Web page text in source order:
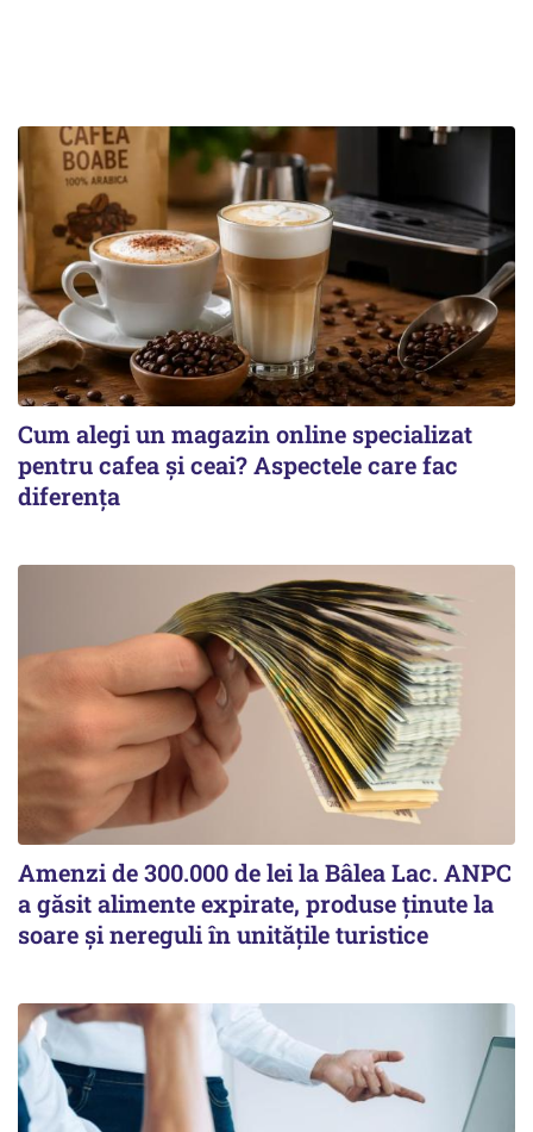
Cum alegi un magazin online specializat
pentru cafea și ceai? Aspectele care fac
diferența
Amenzi de 300.000 de lei la Bâlea Lac. ANPC
a găsit alimente expirate, produse ținute la
soare și nereguli în unitățile turistice